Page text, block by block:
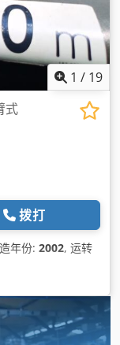
1 / 19
式
拨打
年份: 2002, 运转